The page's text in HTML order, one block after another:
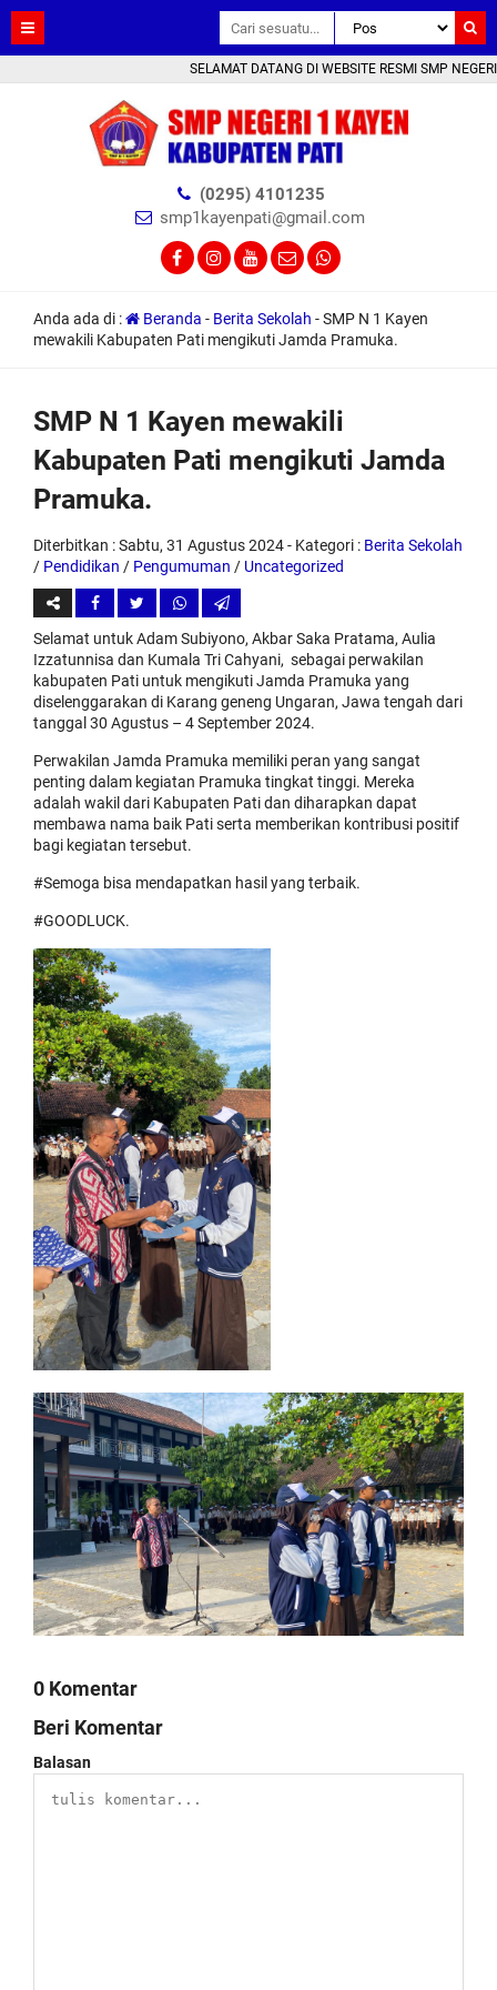
SELAMAT DATANG DI WEBSITE RESMI SMP NEGERI
(0295) 4101235
smp1kayenpati@gmail.com
Anda ada di : Beranda - Berita Sekolah -SMP N 1 Kayen
mewakili Kabupaten Pati mengikuti Jamda Pramuka.
SMP N 1 Kayen mewakili
Kabupaten Pati mengikuti Jamda
Pramuka.
Diterbitkan :Sabtu, 31 Agustus 2024- Kategori : Berita Sekolah
/ Pendidikan / Pengumuman / Uncategorized
Selamat untuk Adam Subiyono, Akbar Saka Pratama, Aulia
Izzatunnisa dan Kumala Tri Cahyani, sebagai perwakilan
kabupaten Pati untuk mengikuti Jamda Pramuka yang
diselenggarakan di Karang geneng Ungaran, Jawa tengah dari
tanggal 30 Agustus – 4 September 2024.
Perwakilan Jamda Pramuka memiliki peran yang sangat
penting dalam kegiatan Pramuka tingkat tinggi. Mereka
adalah wakil dari Kabupaten Pati dan diharapkan dapat
membawa nama baik Pati serta memberikan kontribusi positif
bagi kegiatan tersebut.
#Semoga bisa mendapatkan hasil yang terbaik.
#GOODLUCK.
0 Komentar
Beri Komentar
Balasan